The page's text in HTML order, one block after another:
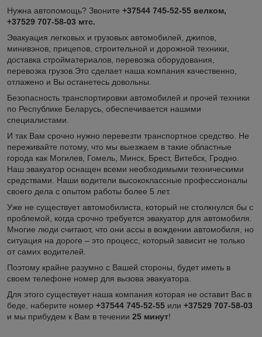
Нужна автопомощь? Звоните +37544 745-52-55 велком,
+37529 707-58-03 мтс.
Эвакуация легковых и грузовых автомобилей, джипов,
минивэнов, прицепов, строительной и дорожной техники,
доставка стройматериалов, перевозка оборудования,
перевозка грузов.Это сделает наша компания качественно,
отлажено и Вы останетесь довольны.
Безопасность транспортировки автомобилей и прочей техники
по Республике Беларусь, обеспечивается нашими
специалистами.
И так Вам срочно нужно перевезти транспортное средство. Не
переживайте потому, что мы выезжаем в такие областные
города как Могилев, Гомель, Минск, Брест, Витебск, Гродно.
Наш эвакуатор оснащен всеми необходимыми техническими
средствами. Наши водители высококлассные профессионалы
своего дела с опытом работы более 5 лет.
Уже не существует автомобилиста, который не столкнулся бы с
проблемой, когда срочно требуется эвакуатор для автомобиля.
Многие люди считают, что они ассы в вождении автомобиля, но
ситуация на дороге – это процесс, который зависит не только
от самих водителей.
Поэтому крайне разумно с Вашей стороны, будет иметь в
своем телефоне номер для вызова эвакуатора.
Для этого существует наша компания которая не оставит Вас в
беде, наберите номер +37544 745-52-55 или +37529 707-58-03
и мы прибудем к Вам в течении 25 минут!